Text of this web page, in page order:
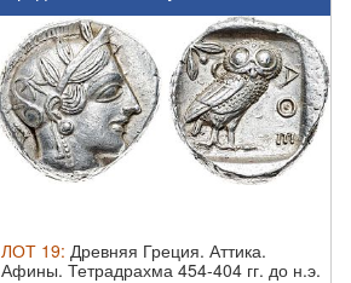
ЛОТ 19: Древняя Греция. Аттика.
Афины. Тетрадрахма 454-404 гг. до н.э.